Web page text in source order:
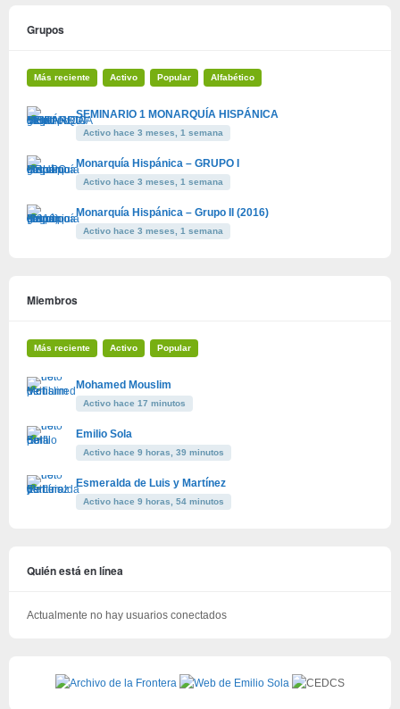
Grupos
Más reciente Activo Popular Alfabético
SEMINARIO 1 MONARQUÍA HISPÁNICA
Activo hace 3 meses, 1 semana
Monarquía Hispánica – GRUPO I
Activo hace 3 meses, 1 semana
Monarquía Hispánica – Grupo II (2016)
Activo hace 3 meses, 1 semana
Miembros
Más reciente Activo Popular
Mohamed Mouslim
Activo hace 17 minutos
Emilio Sola
Activo hace 9 horas, 39 minutos
Esmeralda de Luis y Martínez
Activo hace 9 horas, 54 minutos
Quién está en línea
Actualmente no hay usuarios conectados